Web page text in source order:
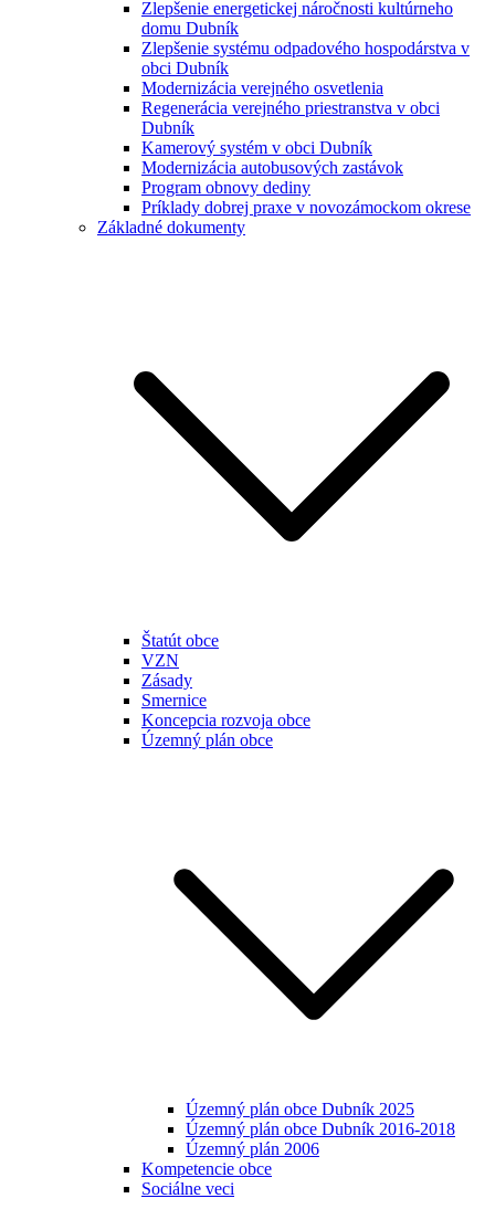
Zlepšenie energetickej náročnosti kultúrneho
domu Dubník
Zlepšenie systému odpadového hospodárstva v
obci Dubník
Modernizácia verejného osvetlenia
Regenerácia verejného priestranstva v obci
Dubník
Kamerový systém v obci Dubník
Modernizácia autobusových zastávok
Program obnovy dediny
Príklady dobrej praxe v novozámockom okrese
Základné dokumenty
Štatút obce
VZN
Zásady
Smernice
Koncepcia rozvoja obce
Územný plán obce
Územný plán obce Dubník 2025
Územný plán obce Dubník 2016-2018
Územný plán 2006
Kompetencie obce
Sociálne veci